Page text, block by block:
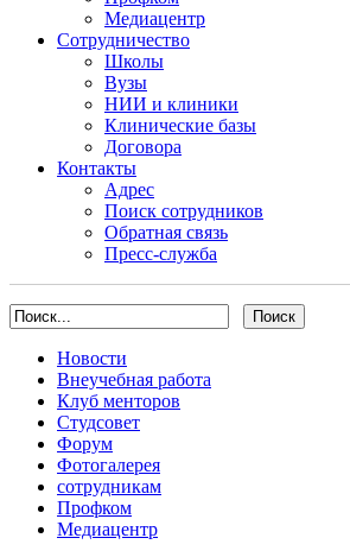
Медиацентр
Сотрудничество
Школы
Вузы
НИИ и клиники
Клинические базы
Договора
Контакты
Адрес
Поиск сотрудников
Обратная связь
Пресс-служба
Новости
Внеучебная работа
Клуб менторов
Студсовет
Форум
Фотогалерея
сотрудникам
Профком
Медиацентр